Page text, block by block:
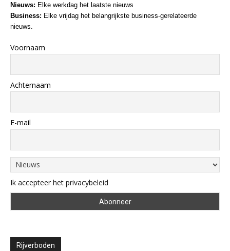
Nieuws: Elke werkdag het laatste nieuws
Business: Elke vrijdag het belangrijkste business-gerelateerde
nieuws.
Voornaam
Achternaam
E-mail
Ik accepteer het privacybeleid
Rijverboden